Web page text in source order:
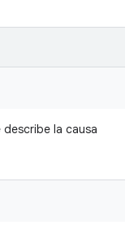
describe la causa